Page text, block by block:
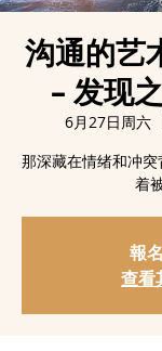
沟通的艺
– 发现
6月27日周六
那深藏在情绪和冲
着
報
查看